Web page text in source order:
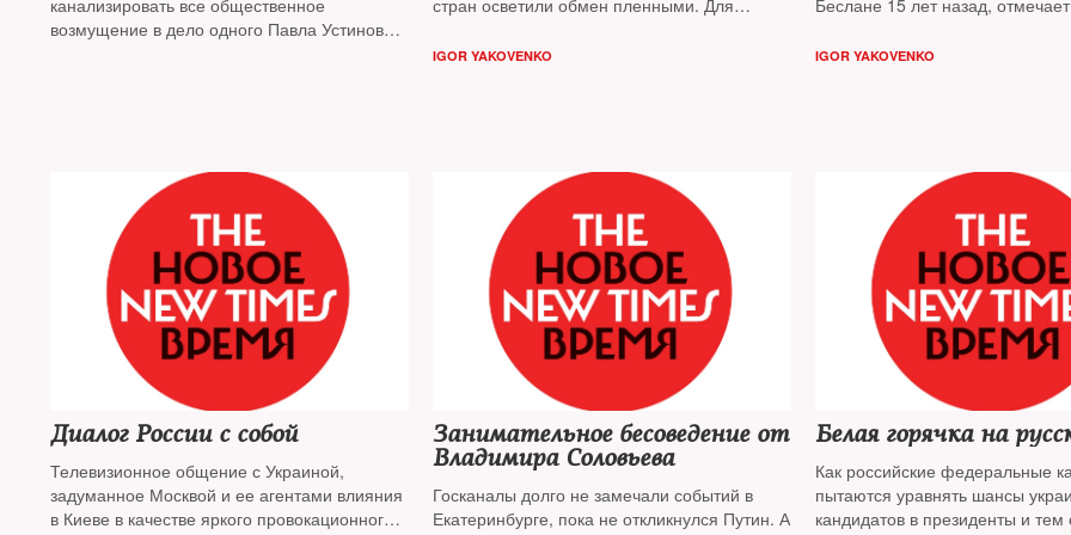
канализировать все общественное
возмущение в дело одного Павла Устинова,
стран осветили обмен пленными. Для
для российской пропаганды —
IGOR YAKOVENKO
Беслане 15 лет назад,
трагедии, продолжали
IGOR YAKOVENKO
Диалог России с собой
Телевизионное общение с Украиной,
задуманное Москвой и ее агентами влияния
в Киеве в качестве яркого провокационного
Занимательное бесоведение от
Владимира Соловьева
Госканалы долго не замечали событий в
Екатеринбурге, пока не откликнулся Путин. А
Белая горячка на
Как российские федеральные
пытаются уравнять шансы
кандидатов в президенты и